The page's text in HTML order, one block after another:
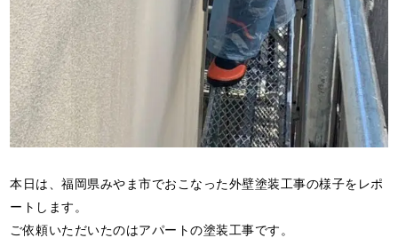
本日は、福岡県みやま市でおこなった外壁塗装工事の様子をレポ
ートします。
ご依頼いただいたのはアパートの塗装工事です。